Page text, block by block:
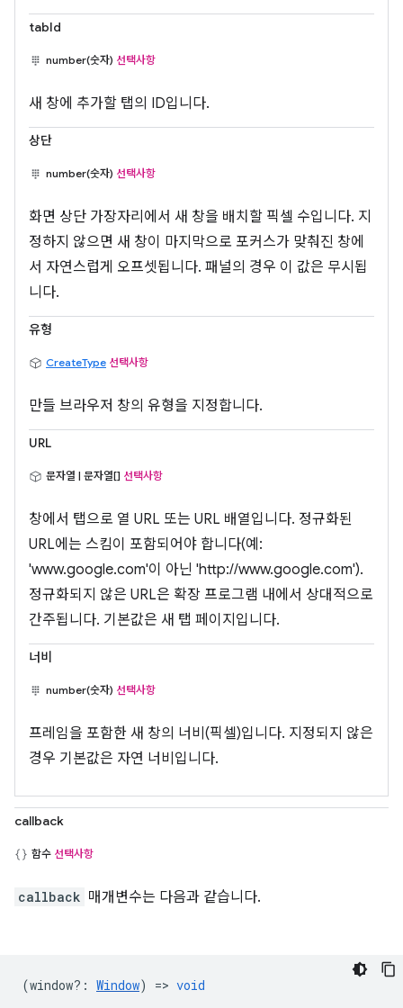
tabId
number(숫자) 선택사항
새 창에 추가할 탭의 ID입니다.
상단
number(숫자) 선택사항
화면 상단 가장자리에서 새 창을 배치할 픽셀 수입니다. 지
정하지 않으면 새 창이 마지막으로 포커스가 맞춰진 창에
서 자연스럽게 오프셋됩니다. 패널의 경우 이 값은 무시됩
니다.
유형
CreateType 선택사항
만들 브라우저 창의 유형을 지정합니다.
URL
문자열 | 문자열[] 선택사항
창에서 탭으로 열 URL 또는 URL 배열입니다. 정규화된
URL에는 스킴이 포함되어야 합니다(예:
'www.google.com'이 아닌 'http://www.google.com').
정규화되지 않은 URL은 확장 프로그램 내에서 상대적으로
간주됩니다. 기본값은 새 탭 페이지입니다.
너비
number(숫자) 선택사항
프레임을 포함한 새 창의 너비(픽셀)입니다. 지정되지 않은
경우 기본값은 자연 너비입니다.
callback
함수 선택사항
callback 매개변수는 다음과 같습니다.
(window? : Window) => void